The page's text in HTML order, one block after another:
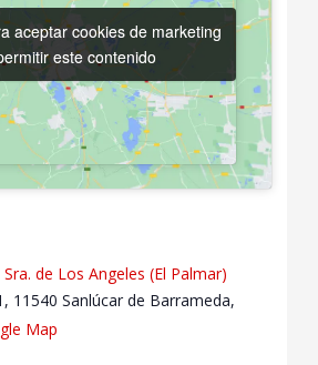
de Los Angeles (El Palmar)
11540 Sanlúcar de Barrameda,
Map
aceptar cookies de marketing
este contenido
aceptar cookies de marketing
este contenido